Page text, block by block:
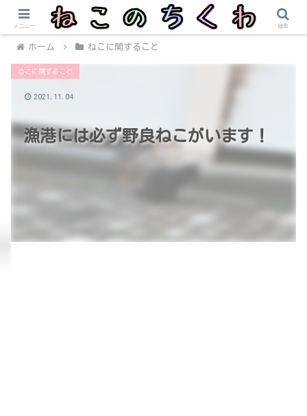
ホーム ねこに関すること
漁港には必ず野良ねこがいます！
ねこに関すること
2021.11.04
メニュー 検索